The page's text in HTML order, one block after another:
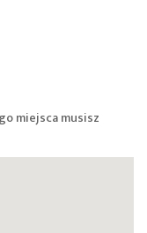
miejsca musisz